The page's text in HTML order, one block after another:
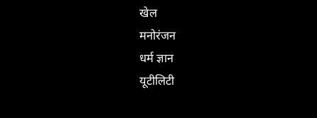
खेल
मनोरंजन
धर्म ज्ञान
यूटीलिटी